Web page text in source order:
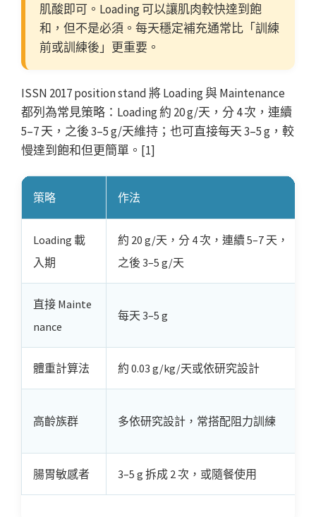
肌酸即可。Loading 可以讓肌肉較快達到飽
和，但不是必須。每天穩定補充通常比「訓練
前或訓練後」更重要。
ISSN 2017 position stand 將 Loading 與 Maintenance
都列為常見策略：Loading 約 20 g/天，分 4 次，連續
5–7 天，之後 3–5 g/天維持；也可直接每天 3–5 g，較
慢達到飽和但更簡單。[1]
策略 作法
Loading 載
入期
約 20 g/天，分 4 次，連續 5–7 天，
之後 3–5 g/天
直接 Mainte
nance
每天 3–5 g
體重計算法 約 0.03 g/kg/天或依研究設計
高齡族群 多依研究設計，常搭配阻力訓練
腸胃敏感者 3–5 g 拆成 2 次，或隨餐使用